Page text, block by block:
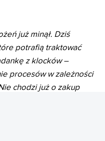
już minął. Dziś
potrafią traktować
z klocków –
procesów w zależności
chodzi już o zakup